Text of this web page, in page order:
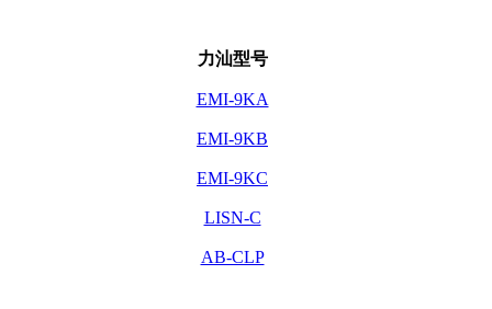
力汕型号
EMI-9KA
EMI-9KB
EMI-9KC
LISN-C
AB-CLP